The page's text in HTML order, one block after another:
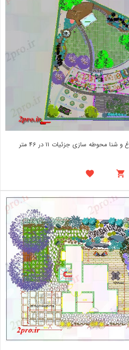
دانلود نقشه باغ شخصیخانه با باغ و شنا محوطه سازی جزئیات 11 در 46 متر